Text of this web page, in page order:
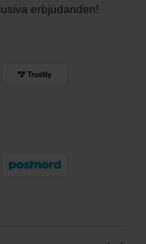
erbjudanden!